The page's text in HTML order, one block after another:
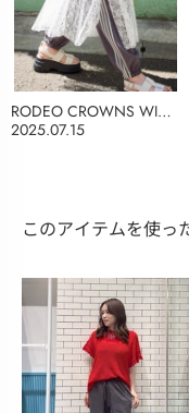
2025.07.15
RODEO CROWNS WIDE
BOWL
このアイテムを使っ